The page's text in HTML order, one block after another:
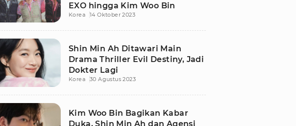
EXO hingga Kim Woo Bin
Korea 14 Oktober 2023
Shin Min Ah Ditawari Main
Drama Thriller Evil Destiny, Jadi
Dokter Lagi
Korea 30 Agustus 2023
Kim Woo Bin Bagikan Kabar
Duka, Shin Min Ah dan Agensi